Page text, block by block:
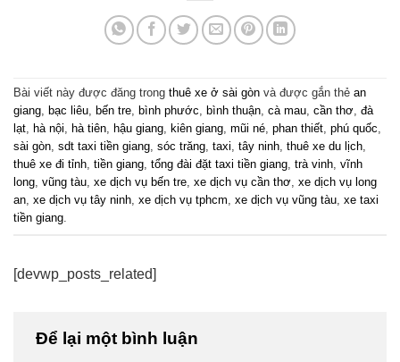
Bài viết này được đăng trong thuê xe ở sài gòn và được gắn thẻ an
giang, bạc liêu, bến tre, bình phước, bình thuận, cà mau, cần thơ, đà
lạt, hà nội, hà tiên, hậu giang, kiên giang, mũi né, phan thiết, phú quốc,
sài gòn, sdt taxi tiền giang, sóc trăng, taxi, tây ninh, thuê xe du lịch,
thuê xe đi tỉnh, tiền giang, tổng đài đặt taxi tiền giang, trà vinh, vĩnh
long, vũng tàu, xe dịch vụ bến tre, xe dịch vụ cần thơ, xe dịch vụ long
an, xe dịch vụ tây ninh, xe dịch vụ tphcm, xe dịch vụ vũng tàu, xe taxi
tiền giang.
[devwp_posts_related]
Để lại một bình luận